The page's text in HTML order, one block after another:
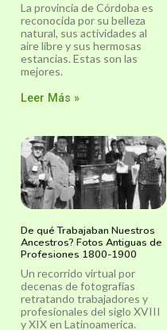
La provincia de Córdoba es
reconocida por su belleza
natural, sus actividades al
aire libre y sus hermosas
estancias. Estas son las
mejores.
Leer Más »
De qué Trabajaban Nuestros
Ancestros? Fotos Antiguas de
Profesiones 1800-1900
Un recorrido virtual por
decenas de fotografías
retratando trabajadores y
profesionales del siglo XVIII
y XIX en Latinoamerica.